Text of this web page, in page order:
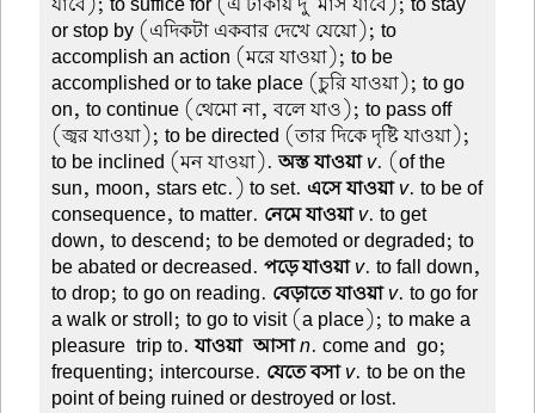
or stop by (এদিকটা একবার দেখে যেয়ো); to
accomplish an action (মরে যাওয়া); to be
accomplished or to take place (চুরি যাওয়া); to go
on, to continue (থেমো না, বলে যাও); to pass off
(জ্বর যাওয়া); to be directed (তার দিকে দৃষ্টি যাওয়া);
to be inclined (মন যাওয়া).অস্ত যাওয়া v. (of the
sun, moon, stars etc.) to set. এসে যাওয়া v. to be of
consequence, to matter. নেমে যাওয়া v. to get
down, to descend; to be demoted or degraded; to
be abated or decreased.পড়ে যাওয়া v. to fall down,
to drop; to go on reading. বেড়াতে যাওয়া v. to go for
a walk or stroll; to go to visit (a place); to make a
pleasure-trip to.যাওয়া-আসাn. come and-go;
frequenting; intercourse. যেতে বসা v. to be on the
point of being ruined or destroyed or lost.